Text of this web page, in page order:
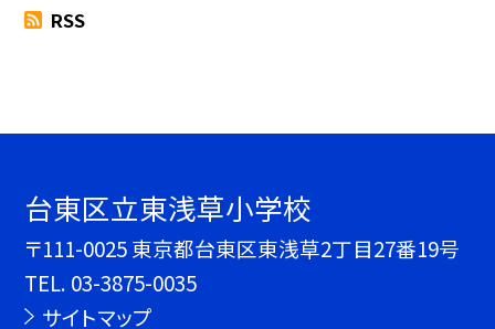
RSS
台東区立東浅草小学校
〒111-0025 東京都台東区東浅草2丁目27番19号
TEL. 03-3875-0035
サイトマップ